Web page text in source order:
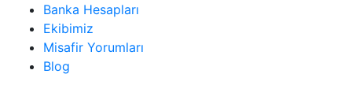
Banka Hesapları
Ekibimiz
Misafir Yorumları
Blog